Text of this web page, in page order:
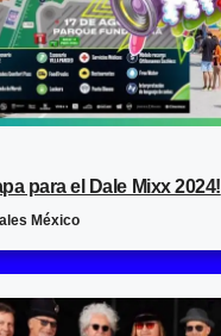
para el Dale Mixx 2024!
México